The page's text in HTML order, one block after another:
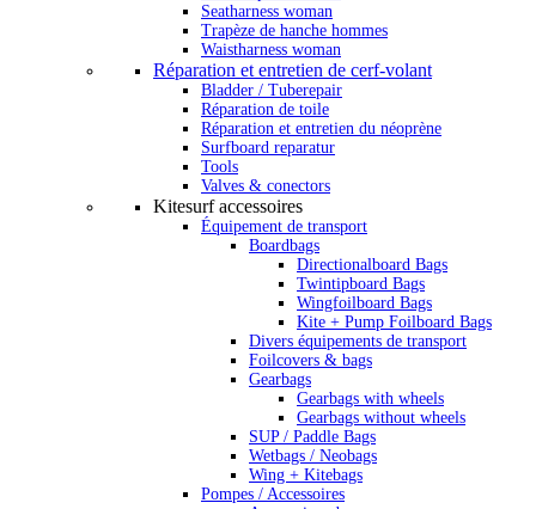
Seatharness woman
Trapèze de hanche hommes
Waistharness woman
Réparation et entretien de cerf-volant
Bladder / Tuberepair
Réparation de toile
Réparation et entretien du néoprène
Surfboard reparatur
Tools
Valves & conectors
Kitesurf accessoires
Équipement de transport
Boardbags
Directionalboard Bags
Twintipboard Bags
Wingfoilboard Bags
Kite + Pump Foilboard Bags
Divers équipements de transport
Foilcovers & bags
Gearbags
Gearbags with wheels
Gearbags without wheels
SUP / Paddle Bags
Wetbags / Neobags
Wing + Kitebags
Pompes / Accessoires